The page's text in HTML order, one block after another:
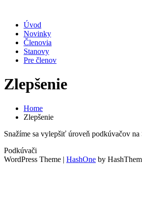
Úvod
Novinky
Členovia
Stanovy
Pre členov
Zlepšenie
Home
Zlepšenie
Snažíme sa vylepšiť úroveň podkúvačov na
Podkúvači
WordPress Theme | HashOne by